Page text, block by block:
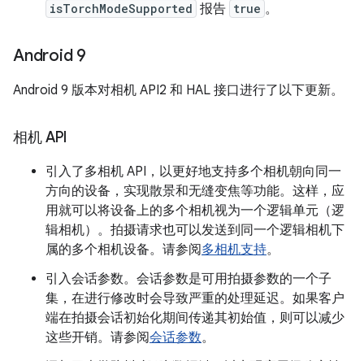
isTorchModeSupported 报告 true 。
Android 9
Android 9 版本对相机 API2 和 HAL 接口进行了以下更新。
相机 API
引入了多相机 API，以更好地支持多个相机朝向同一
方向的设备，实现散景和无缝变焦等功能。这样，应
用就可以将设备上的多个相机视为一个逻辑单元（逻
辑相机）。拍摄请求也可以发送到同一个逻辑相机下
属的多个相机设备。请参阅多相机支持。
引入会话参数。会话参数是可用拍摄参数的一个子
集，在进行修改时会导致严重的处理延迟。如果客户
端在拍摄会话初始化期间传递其初始值，则可以减少
这些开销。请参阅会话参数。